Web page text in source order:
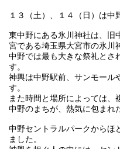
１３（土）、１４（日）は
東中野にある氷川神社は、旧
宮である埼玉県大宮市の氷川
中野では最も大きな祭礼とさ
す。
神輿は中野駅前、サンモール
す。
また時間と場所によっては
中野のまちが、熱気に包まれ
中野セントラルパークからほ
ました。